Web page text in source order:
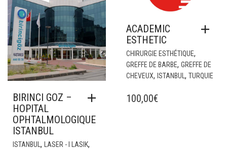
BIRINCI GOZ –
HOPITAL
OPHTALMOLOGIQUE
ISTANBUL
ISTANBUL , LASER - I LASIK,
ACADEMIC
ESTHETIC
CHIRURGIE ESTHÉTIQUE,
GREFFE DE BARBE, GREFFE DE
CHEVEUX, ISTANBUL, TURQUIE
100,00€